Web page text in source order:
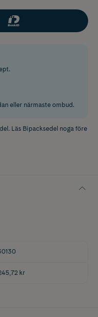
eller närmaste ombud.
Läs Bipacksedel noga före
kr